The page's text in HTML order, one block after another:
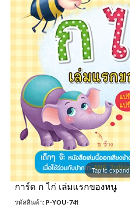
Tap to expand
การ์ด ก ไก่ เล่มแรกของหนู
รหัสสินค้า: P-YOU-741